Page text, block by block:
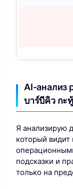
AI-анализ
บาร์บีคิว กะ
Я анализирую
который видит
подсказки и
только на